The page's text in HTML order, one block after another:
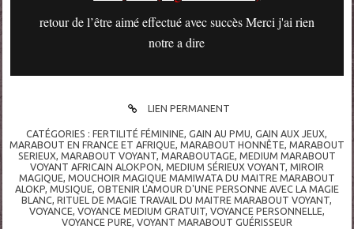
retour de l’être aimé effectué avec succès Merci j'ai rien
notre a dire
LIEN PERMANENT
CATÉGORIES :FERTILITÉ FÉMININE,GAIN AU PMU,GAIN AUX JEUX,
MARABOUT EN FRANCE ET AFRIQUE, MARABOUT HONNÊTE, MARABOUT
SERIEUX, MARABOUT VOYANT, MARABOUTAGE, MEDIUM MARABOUT
VOYANT AFRICAIN ALOKPON, MEDIUM SÉRIEUX VOYANT, MIROIR
MAGIQUE, MOUCHOIR MAGIQUE MAMIWATA DU MAITRE MARABOUT
ALOKP, MUSIQUE, OBTENIR L'AMOUR D'UNE PERSONNE AVEC LA MAGIE
BLANC,RITUEL DE MAGIE TRAVAIL DU MAITRE MARABOUT VOYANT,
VOYANCE, VOYANCE MEDIUM GRATUIT, VOYANCE PERSONNELLE,
VOYANCE PURE, VOYANT MARABOUT GUÉRISSEUR